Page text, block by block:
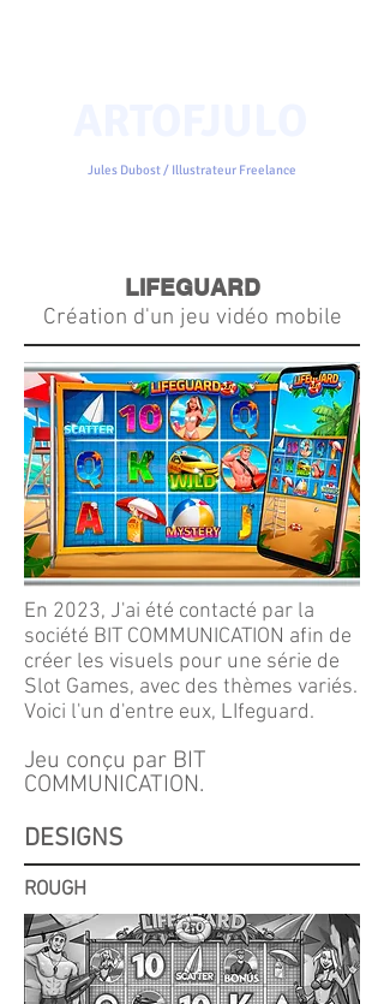
Jules Dubost / Illustrateur Freelance
LIFEGUARD
Création d'un jeu vidéo mobile
En 2023, J'ai été contacté par la
société BIT COMMUNICATION afin de
créer les visuels pour une série de
Slot Games, avec des thèmes variés.
Voici l'un d'entre eux, LIfeguard.
Jeu conçu par BIT
COMMUNICATION.
DESIGNS
ROUGH